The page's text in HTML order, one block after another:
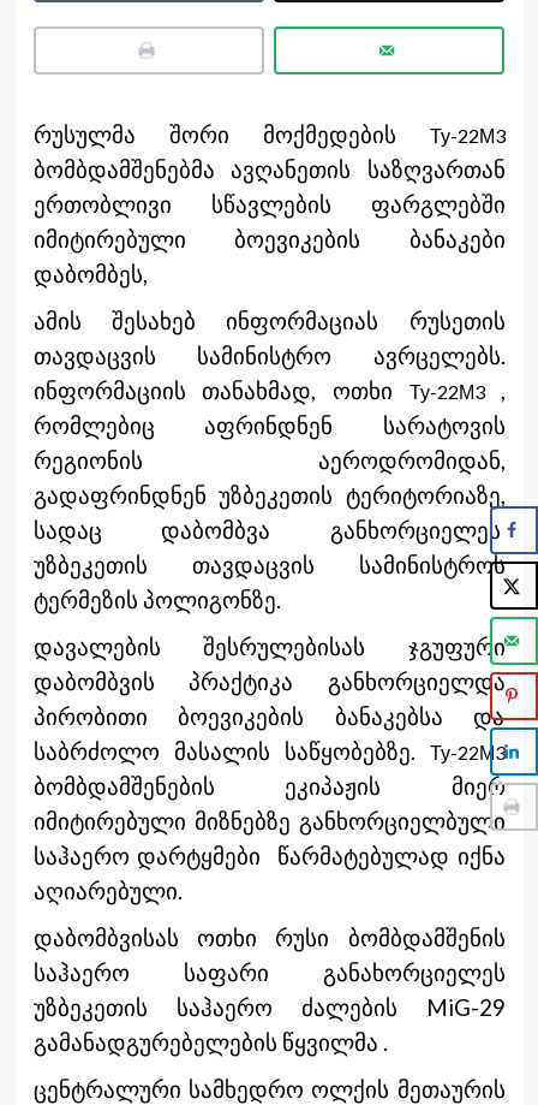
რუსულმა შორი მოქმედების Ту-22М3
ბომბდამშენებმა ავღანეთის საზღვართან
ერთობლივი სწავლების ფარგლებში
იმიტირებული ბოევიკების ბანაკები
დაბომბეს,
ამის შესახებ ინფორმაციას რუსეთის
თავდაცვის სამინისტრო ავრცელებს.
ინფორმაციის თანახმად, ოთხი Ту-22М3 ,
რომლებიც აფრინდნენ სარატოვის
რეგიონის აეროდრომიდან,
გადაფრინდნენ უზბეკეთის ტერიტორიაზე,
სადაც დაბომბვა განხორციელეს
უზბეკეთის თავდაცვის სამინისტროს
ტერმეზის პოლიგონზე.
დავალების შესრულებისას ჯგუფური
დაბომბვის პრაქტიკა განხორციელდა
პირობითი ბოევიკების ბანაკებსა და
საბრძოლო მასალის საწყობებზე. Ту-22М3
ბომბდამშენების ეკიპაჟის მიერ
იმიტირებული მიზნებზე განხორციელბული
საჰაერო დარტყმები წარმატებულად იქნა
აღიარებული.
დაბომბვისას ოთხი რუსი ბომბდამშენის
საჰაერო საფარი განახორციელეს
უზბეკეთის საჰაერო ძალების MiG-29
გამანადგურებელების წყვილმა .
ცენტრალური სამხედრო ოლქის მეთაურის